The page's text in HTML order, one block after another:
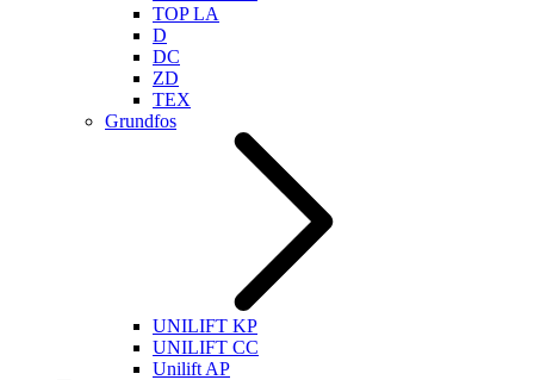
TOP LA
D
DC
ZD
TEX
Grundfos
UNILIFT KP
UNILIFT CC
Unilift AP